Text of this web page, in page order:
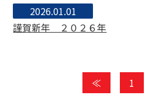
2026.01.01
謹賀新年 ２０２６年
≪ 1